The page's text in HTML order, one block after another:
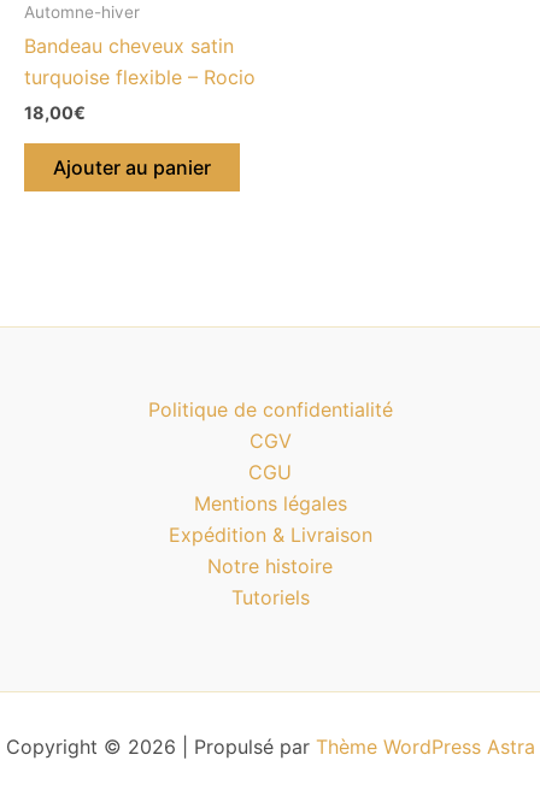
Automne-hiver
Bandeau cheveux satin
turquoise flexible – Rocio
18,00€
Ajouter au panier
Politique de confidentialité
CGV
CGU
Mentions légales
Expédition & Livraison
Notre histoire
Tutoriels
Copyright © 2026 | Propulsé par Thème WordPress Astra